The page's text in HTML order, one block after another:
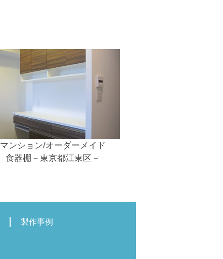
マンション/オーダーメイド
食器棚－東京都江東区－
製作事例